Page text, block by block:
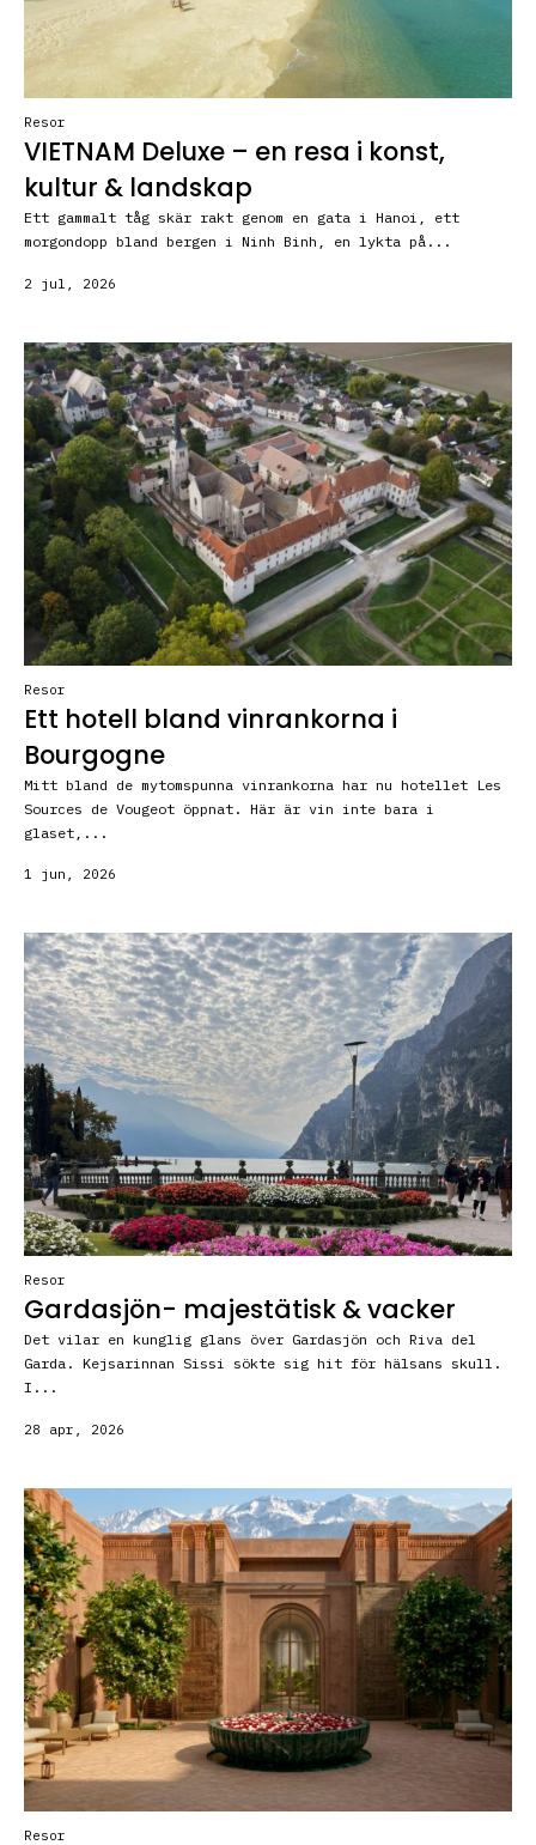
Resor
VIETNAM Deluxe – en resa i konst,
kultur & landskap
Ett gammalt tåg skär rakt genom en gata i Hanoi, ett
morgondopp bland bergen i Ninh Binh, en lykta på...
2 jul, 2026
Resor
Ett hotell bland vinrankorna i
Bourgogne
Mitt bland de mytomspunna vinrankorna har nu hotellet Les
Sources de Vougeot öppnat. Här är vin inte bara i
glaset,...
1 jun, 2026
Resor
Gardasjön- majestätisk & vacker
Det vilar en kunglig glans över Gardasjön och Riva del
Garda. Kejsarinnan Sissi sökte sig hit för hälsans skull.
I...
28 apr, 2026
Resor